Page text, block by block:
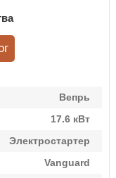
Вепрь
17.6 кВт
Электростартер
Vanguard